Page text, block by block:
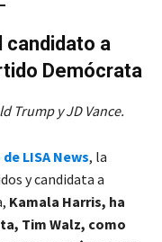
candidato a
Demócrata
Trump y JD Vance.
LISA News, la
y candidata a
Kamala Harris, ha
Tim Walz, como